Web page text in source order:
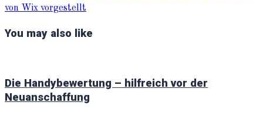
von Wix vorgestellt
You may also like
Die Handybewertung – hilfreich vor der
Neuanschaffung